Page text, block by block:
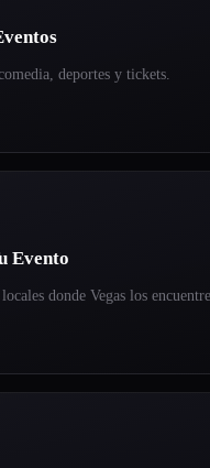
deportes y tickets.
Evento
donde Vegas los encuentre.